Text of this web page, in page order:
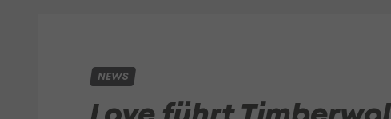
NEWS